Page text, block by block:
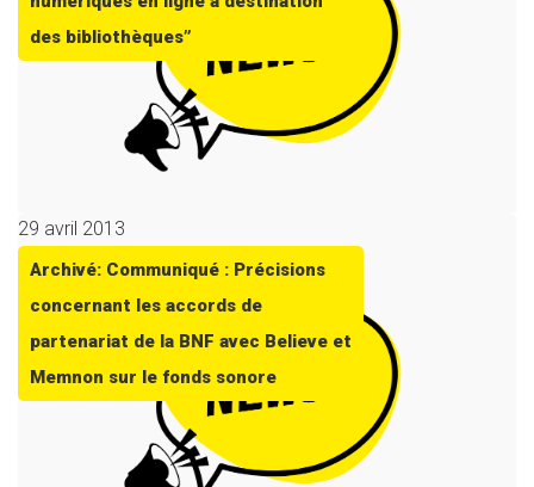
des bibliothèques”
29 avril 2013
Archivé: Communiqué : Précisions
concernant les accords de
partenariat de la BNF avec Believe et
Memnon sur le fonds sonore